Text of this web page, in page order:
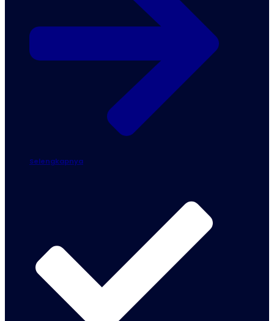
Selengkapnya